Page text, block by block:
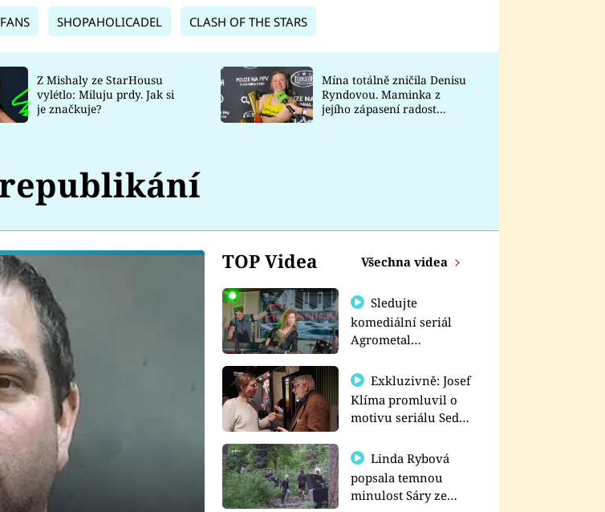
Prima Lajk
Sledujte nás
SHOPAHOLICADEL CLASH OF THE STARS
Z Mishaly ze StarHousu
vylétlo: Miluju prdy. Jak si
je značkuje?
Mína totálně zničila Denisu
Ryndovou. Maminka z
jejího zápasení radost
TOP Videa Všechna videa
Sledujte
komediální seriál
Agrometal
prima+
Exkluzivně: Josef
Klíma promluvil o
motivu seriálu Sedm
Linda Rybová
popsala temnou
minulost Sáry ze